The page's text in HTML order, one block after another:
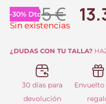
-30% Dto.
18.95€ El
era:
Sin existencias
¿DUDAS CON TU TALLA?
30 días para
devolución
Envuelto